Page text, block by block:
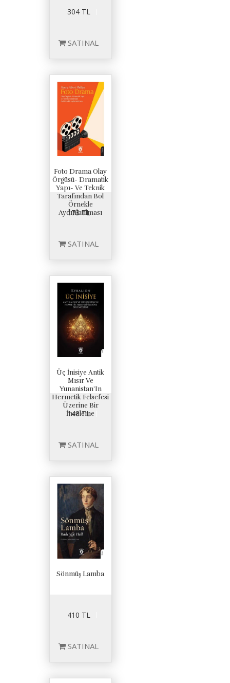
304 TL
SATINAL
Foto Drama Olay
Örgüsü- Dramatik
Yapı- Ve Teknik
Tarafından Bol
Örnekle
Aydınlatılması
173 TL
SATINAL
Üç İnisiye Antik
Mısır Ve
Yunanistan’In
Hermetik Felsefesi
Üzerine Bir
İnceleme
148 TL
SATINAL
Sönmüş Lamba
410 TL
SATINAL